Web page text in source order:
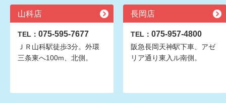
山科店
TEL： 075-595-7677
ＪＲ山科駅徒歩3分。外環
三条東へ100m、北側。
長岡店
TEL： 075-957-4800
阪急長岡天神駅下車、アゼ
リア通り東入ル南側。